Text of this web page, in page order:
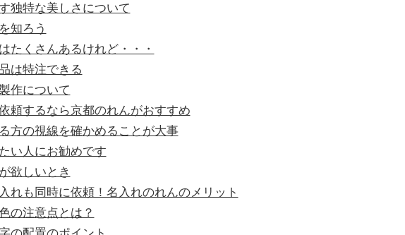
独特な美しさについて
知ろう
たくさんあるけれど・・・
は特注できる
作について
頼するなら京都のれんがおすすめ
方の視線を確かめることが大事
い人にお勧めです
欲しいとき
れも同時に依頼！名入れのれんのメリット
の注意点とは？